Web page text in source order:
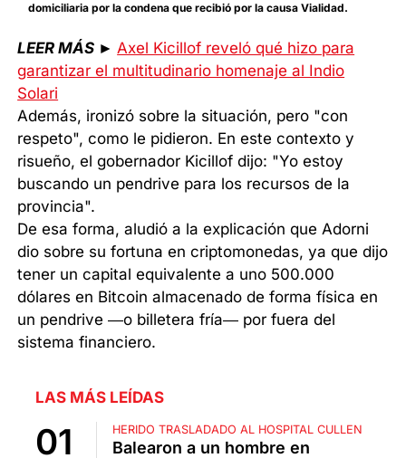
domiciliaria por la condena que recibió por la causa Vialidad.
LEER MÁS ►Axel Kicillof reveló qué hizo para
garantizar el multitudinario homenaje al Indio
Solari
Además, ironizó sobre la situación, pero "con
respeto", como le pidieron. En este contexto y
risueño, el gobernador Kicillof dijo: "Yo estoy
buscando un pendrive para los recursos de la
provincia".
De esa forma, aludió a la explicación que Adorni
dio sobre su fortuna en criptomonedas, ya que dijo
tener un capital equivalente a uno 500.000
dólares en Bitcoin almacenado de forma física en
un pendrive —o billetera fría— por fuera del
sistema financiero.
LAS MÁS LEÍDAS
HERIDO TRASLADADO AL HOSPITAL CULLEN
Balearon a un hombre en